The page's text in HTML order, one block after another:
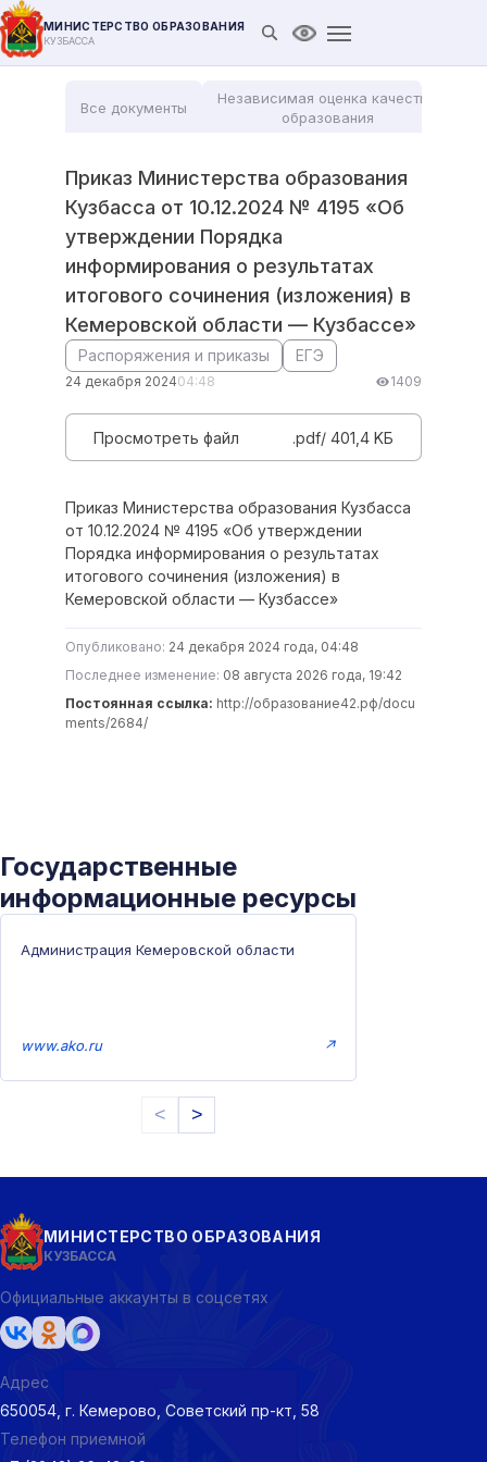
МИНИСТЕРСТВО ОБРАЗОВАНИЯ
КУЗБАССА Открыть поиск
Версия для
Все документы
Независимая оценка качества
образования
Приказ Министерства образования
Кузбасса от 10.12.2024 № 4195 «Об
утверждении Порядка
информирования о результатах
итогового сочинения (изложения) в
Кемеровской области — Кузбассе»
Распоряжения и приказы ЕГЭ
24 декабря 202404:48 1409
Просмотреть файл .pdf/ 401,4 KБ
Приказ Министерства образования Кузбасса
от 10.12.2024 № 4195 «Об утверждении
Порядка информирования о результатах
итогового сочинения (изложения) в
Кемеровской области — Кузбассе»
Опубликовано: 24 декабря 2024 года, 04:48
Последнее изменение: 08 августа 2026 года, 19:42
Постоянная ссылка: http://образование42.рф/docu
ments/2684/
Государственные
информационные ресурсы
Администрация Кемеровской области
www.ako.ru ↗
< >
МИНИСТЕРСТВО ОБРАЗОВАНИЯ
КУЗБАССА
Официальные аккаунты в соцсетях
Телефон приемной
Адрес
650054, г. Кемерово, Советский пр-кт, 58